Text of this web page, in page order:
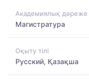
Академиялық дәреже
Магистратура
Оқыту тілі
Русский, Қазақша